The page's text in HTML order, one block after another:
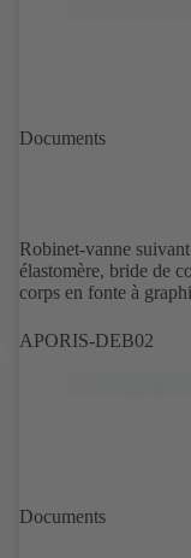
Documents
Robinet-vanne
élastomère, bride de
corps en fonte à
APORIS-DEB02
Documents